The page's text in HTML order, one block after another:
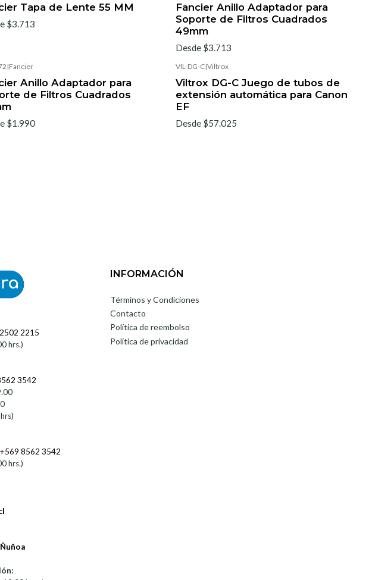
Tapa de Lente 55 MM
$3.713
Fancier Anillo Adaptador para
Soporte de Filtros Cuadrados
49mm
Desde $3.713
|Fancier
Anillo Adaptador para
de Filtros Cuadrados
$1.990
VIL-DG-C|Viltrox
Viltrox DG-C Juego de tubos de
extensión automática para Canon
EF
Desde $57.025
2215
hrs.)
3542
+569 8562 3542
hrs.)
INFORMACIÓN
Términos y Condiciones
Contacto
Política de reembolso
Política de privacidad